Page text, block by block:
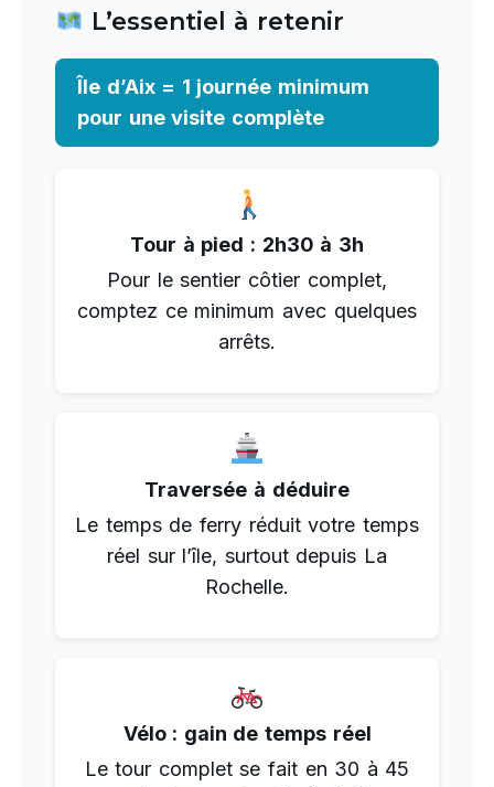
L’essentiel à retenir
Île d’Aix = 1 journée minimum
pour une visite complète
Tour à pied : 2h30 à 3h
Pour le sentier côtier complet,
comptez ce minimum avec quelques
arrêts.
Traversée à déduire
Le temps de ferry réduit votre temps
réel sur l’île, surtout depuis La
Rochelle.
Vélo : gain de temps réel
Le tour complet se fait en 30 à 45